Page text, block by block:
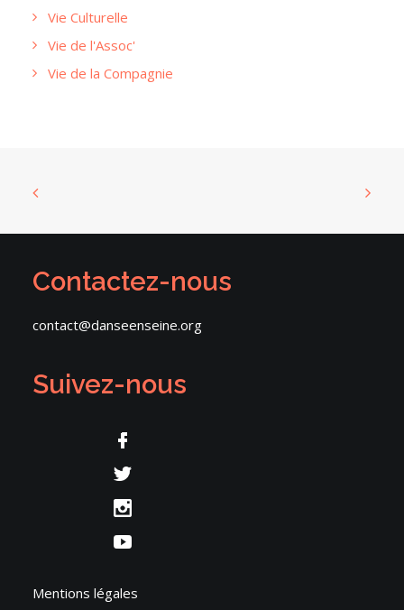
Vie Culturelle
Vie de l'Assoc'
Vie de la Compagnie
Contactez-nous
contact@danseenseine.org
Suivez-nous
Mentions légales